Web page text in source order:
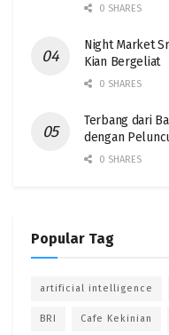
0 SHARES
Night Market
Kian Bergeliat
0 SHARES
Terbang dari
dengan
0 SHARES
Popular Tag
artificial intelligence
BRI Cafe Kekinian